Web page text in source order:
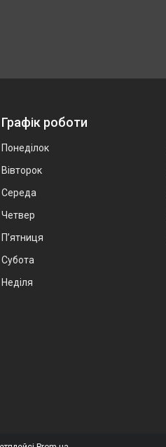
Графік роботи
Понеділок
Вівторок
Середа
Четвер
Пʼятниця
Субота
Неділя